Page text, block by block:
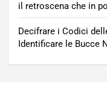
il retroscena che in
Decifrare i Codici
Identificare le Bucce